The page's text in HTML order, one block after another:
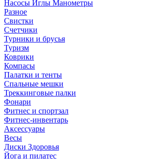
Насосы Иглы Манометры
Разное
Свистки
Счетчики
Турники и брусья
Туризм
Коврики
Компасы
Палатки и тенты
Спальные мешки
Треккинговые палки
Фонари
Фитнес и спортзал
Фитнес-инвентарь
Аксессуары
Весы
Диски Здоровья
Йога и пилатес